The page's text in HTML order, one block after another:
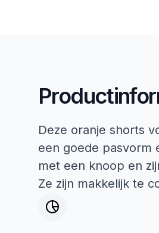
Deze oranje shorts
een goede pasvorm
met een knoop en
Ze zijn makkelijk te